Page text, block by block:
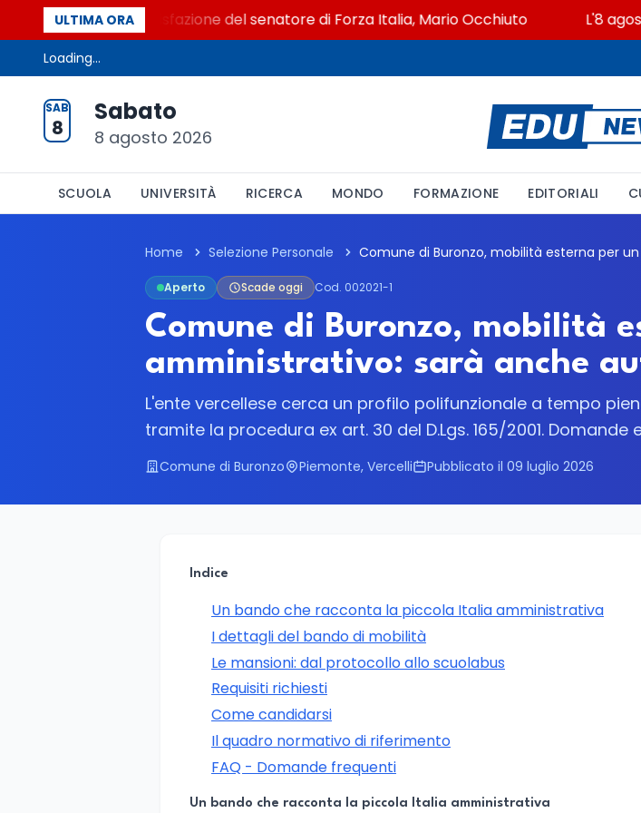
ULTIMA ORA
La soddisfazione del senatore di Forza Italia, Mario Occhiuto L'8
Loading...
SAB
8
Sabato
8 agosto 2026
SCUOLA UNIVERSITÀ RICERCA MONDO FORMAZIONE EDITORIALI
Home Selezione Personale
Aperto Scade oggi Cod. 002021-1
Comune di Buronzo, mobilità
amministrativo: sarà anche
L'ente vercellese cerca un profilo polifunzionale a tempo
tramite la procedura ex art. 30 del D.Lgs. 165/2001.
Comune di Buronzo Piemonte, Vercelli Pubblicato il 09 luglio 2026
Indice
Un bando che racconta la piccola Italia amministrativa
I dettagli del bando di mobilità
Le mansioni: dal protocollo allo scuolabus
Requisiti richiesti
Come candidarsi
Il quadro normativo di riferimento
FAQ - Domande frequenti
Un bando che racconta la piccola Italia amministrativa